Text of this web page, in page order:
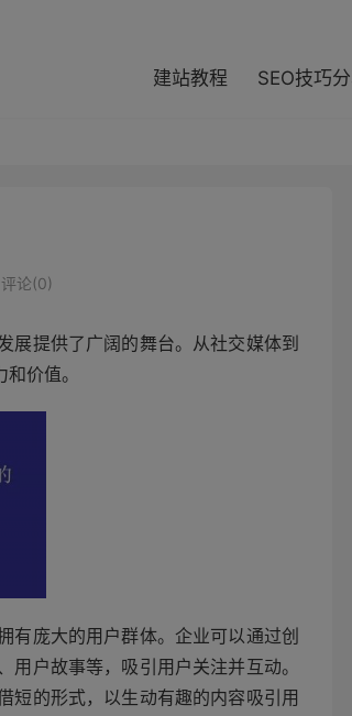
建站教程 SEO技巧
评论(0)
展提供了广阔的舞台。从社交媒体到
价值。
有庞大的用户群体。企业可以通过创
户故事等，吸引用户关注并互动。
短的形式，以生动有趣的内容吸引用